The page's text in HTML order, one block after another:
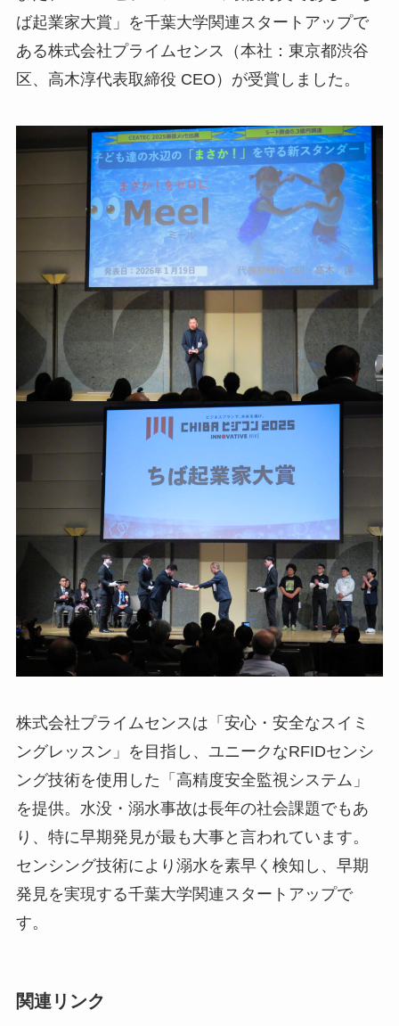
ば起業家大賞」を千葉大学関連スタートアップで
ある株式会社プライムセンス（本社：東京都渋谷
区、高木淳代表取締役 CEO）が受賞しました。
株式会社プライムセンスは「安心・安全なスイミ
ングレッスン」を目指し、ユニークなRFIDセンシ
ング技術を使用した「高精度安全監視システム」
を提供。水没・溺水事故は長年の社会課題でもあ
り、特に早期発見が最も大事と言われています。
センシング技術により溺水を素早く検知し、早期
発見を実現する千葉大学関連スタートアップで
す。
関連リンク